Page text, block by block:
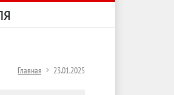
Главная 23.01.2025